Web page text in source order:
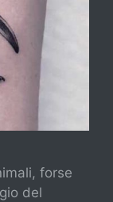
forse
del